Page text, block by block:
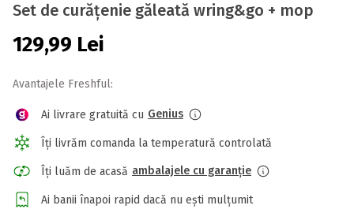
Set de curățenie găleată wring&go + mop
129,99 Lei
Avantajele Freshful:
Ai livrare gratuită cu Genius
Îți livrăm comanda la temperatură controlată
Îți luăm de acasă ambalajele cu garanție
Ai banii înapoi rapid dacă nu ești mulțumit